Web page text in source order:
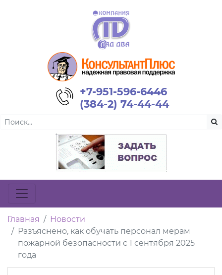
+7-951-596-6446
(384-2) 74-44-44
Главная
Новости
Разъяснено, как обучать персонал мерам
пожарной безопасности с 1 сентября 2025
года